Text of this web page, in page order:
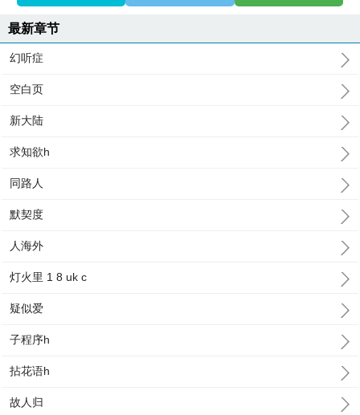
最新章节
幻听症
空白页
新大陆
求知欲h
同路人
默契度
人海外
灯火里 1 8 uk c
疑似爱
子程序h
拈花语h
故人归